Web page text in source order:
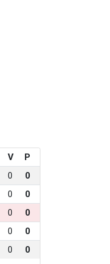
V
P
0
0
0
0
0
0
0
0
0 0